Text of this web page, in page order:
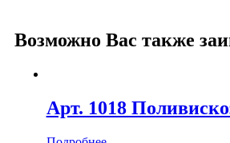
Возможно Вас также
Арт. 1018